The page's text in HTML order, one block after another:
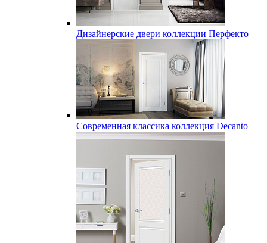
Дизайнерские двери коллекции Перфекто
Современная классика коллекция Decanto